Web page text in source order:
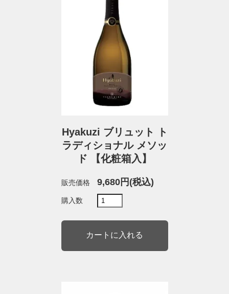
Hyakuzi ブリュット ト
ラディショナル メソッ
ド 【化粧箱入】
販売価格 9,680円(税込)
購入数